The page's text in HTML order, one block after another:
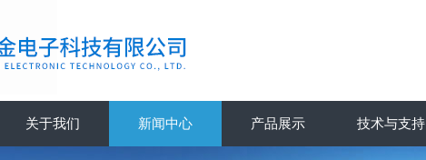
关于我们 新闻中心 产品展示 技术与支持